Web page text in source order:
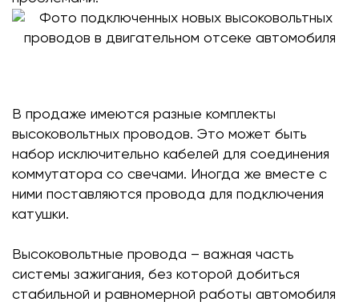
В продаже имеются разные комплекты
высоковольтных проводов. Это может быть
набор исключительно кабелей для соединения
коммутатора со свечами. Иногда же вместе с
ними поставляются провода для подключения
катушки.
Высоковольтные провода – важная часть
системы зажигания, без которой добиться
стабильной и равномерной работы автомобиля